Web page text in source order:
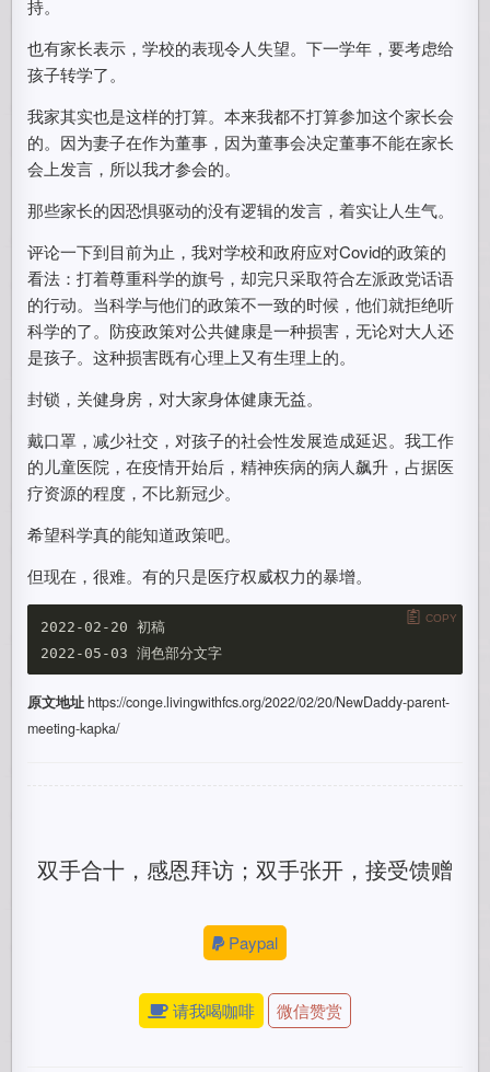
持。
也有家长表示，学校的表现令人失望。下一学年，要考虑给
孩子转学了。
我家其实也是这样的打算。本来我都不打算参加这个家长会
的。因为妻子在作为董事，因为董事会决定董事不能在家长
会上发言，所以我才参会的。
那些家长的因恐惧驱动的没有逻辑的发言，着实让人生气。
评论一下到目前为止，我对学校和政府应对Covid的政策的
看法：打着尊重科学的旗号，却完只采取符合左派政党话语
的行动。当科学与他们的政策不一致的时候，他们就拒绝听
科学的了。防疫政策对公共健康是一种损害，无论对大人还
是孩子。这种损害既有心理上又有生理上的。
封锁，关健身房，对大家身体健康无益。
戴口罩，减少社交，对孩子的社会性发展造成延迟。我工作
的儿童医院，在疫情开始后，精神疾病的病人飙升，占据医
疗资源的程度，不比新冠少。
希望科学真的能知道政策吧。
但现在，很难。有的只是医疗权威权力的暴增。
2022-02-20 初稿
COPY
原文地址https://conge.livingwithfcs.org/2022/02/20/NewDaddy-parent-
meeting-kapka/
双手合十，感恩拜访；双手张开，接受馈赠
Paypal
请我喝咖啡 微信赞赏